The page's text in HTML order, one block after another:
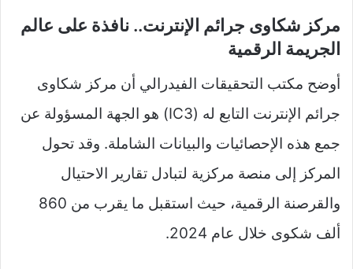
مركز شكاوى جرائم الإنترنت.. نافذة على عالم
الجريمة الرقمية
أوضح مكتب التحقيقات الفيدرالي أن مركز شكاوى
جرائم الإنترنت التابع له (IC3) هو الجهة المسؤولة عن
جمع هذه الإحصائيات والبيانات الشاملة. وقد تحول
المركز إلى منصة مركزية لتبادل تقارير الاحتيال
والقرصنة الرقمية، حيث استقبل ما يقرب من 860
ألف شكوى خلال عام 2024.